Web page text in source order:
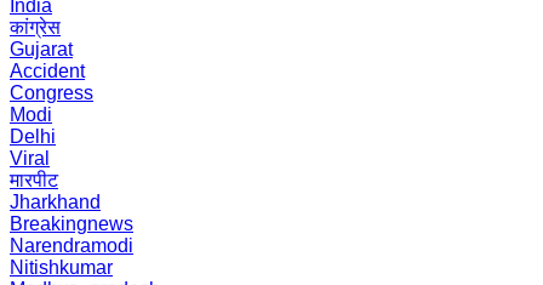
India
कांग्रेस
Gujarat
Accident
Congress
Modi
Delhi
Viral
मारपीट
Jharkhand
Breakingnews
Narendramodi
Nitishkumar